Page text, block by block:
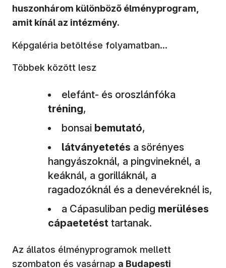
huszonhárom különböző élményprogram,
amit kínál az intézmény.
Képgaléria betöltése folyamatban...
Többek között lesz
elefánt- és oroszlánfóka
tréning,
bonsai bemutató,
látványetetés a sörényes
hangyászoknál, a pingvineknél, a
keáknál, a gorilláknál, a
ragadozóknál és a denevéreknél is,
a Cápasuliban pedig merüléses
cápaetetést tartanak.
Az állatos élményprogramok mellett
szombaton és vasárnap a Budapesti